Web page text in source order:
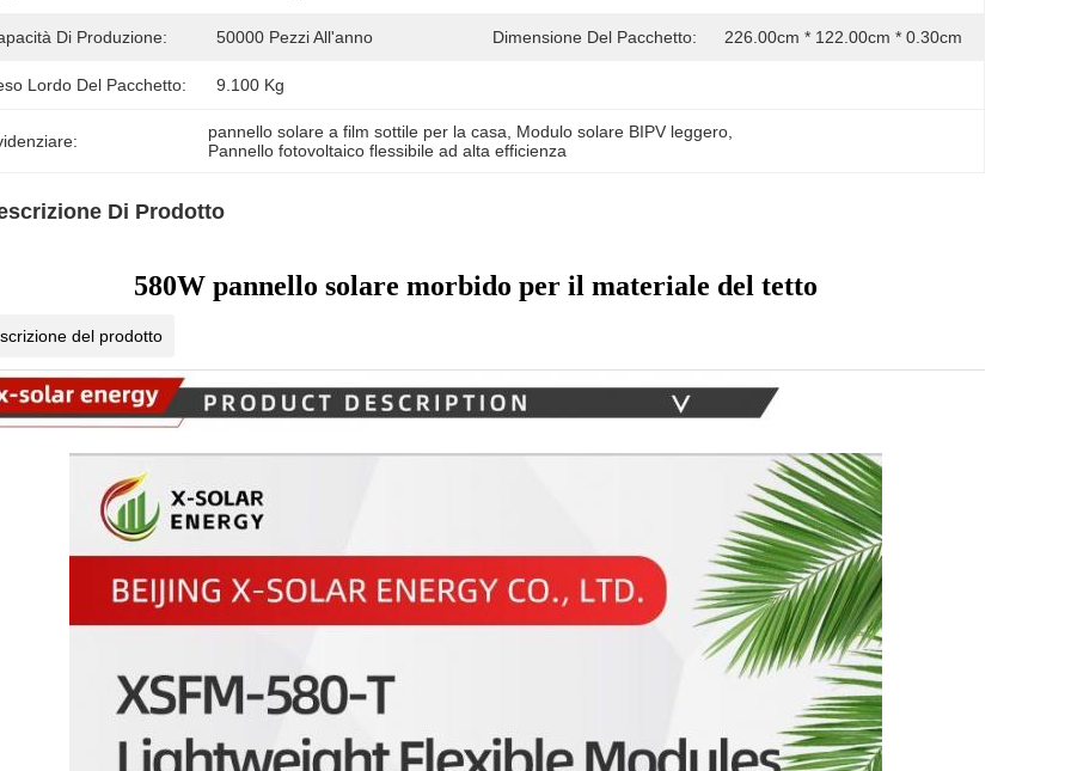
Di Produzione: 50000 Pezzi All'anno Dimensione Del Pacchetto: 226.00cm * 122.00cm * 0.30cm
Lordo Del Pacchetto: 9.100 Kg
pannello solare a film sottile per la casa Modulo solare BIPV leggero
Pannello fotovoltaico flessibile ad alta efficienza
Di Prodotto
580W pannello solare morbido per il materiale del tetto
del prodotto